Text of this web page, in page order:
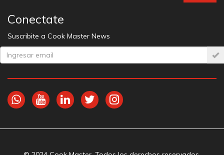
Conectate
Suscribite a Cook Master News